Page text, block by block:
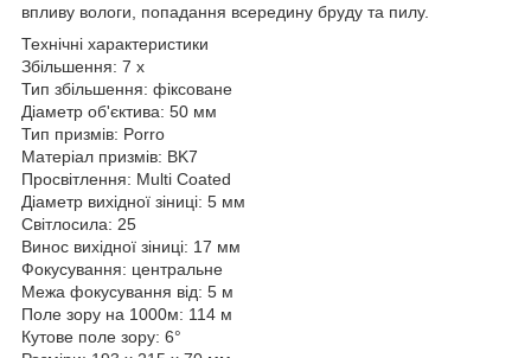
впливу вологи, попадання всередину бруду та пилу.
Технічні характеристики
Збільшення: 7 x
Тип збільшення: фіксоване
Діаметр об'єктива: 50 мм
Тип призмів: Porro
Матеріал призмів: BK7
Просвітлення: Multi Coated
Діаметр вихідної зіниці: 5 мм
Світлосила: 25
Винос вихідної зіниці: 17 мм
Фокусування: центральне
Межа фокусування від: 5 м
Поле зору на 1000м: 114 м
Кутове поле зору: 6°